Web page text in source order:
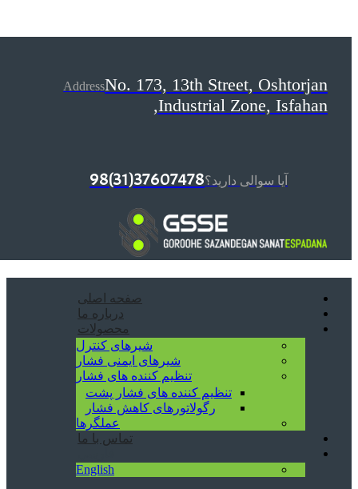
AddressNo. 173, 13th Street, Oshtorjan
Industrial Zone, Isfahan,
آیا سوالی دارید؟37607478(31)98
صفحه اصلی
درباره ما
محصولات
شیرهای کنترل
شیرهای ایمنی فشار
تنظیم کننده های فشار
تنظیم کننده های فشار پشت
رگولاتورهای کاهش فشار
عملگرها
تماس با ما
English